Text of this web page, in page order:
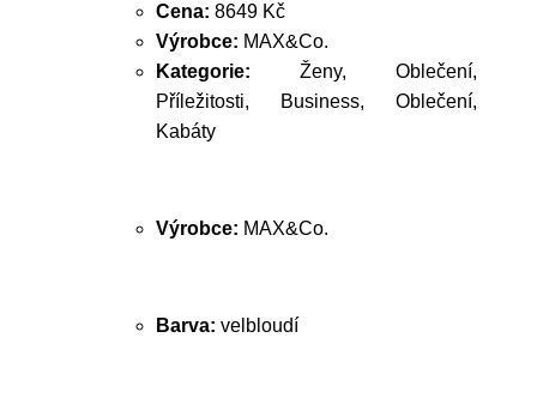
Cena: 8649 Kč
Výrobce: MAX&Co.
Kategorie: Ženy, Oblečení,
Příležitosti, Business, Oblečení,
Kabáty
Výrobce: MAX&Co.
Barva: velbloudí